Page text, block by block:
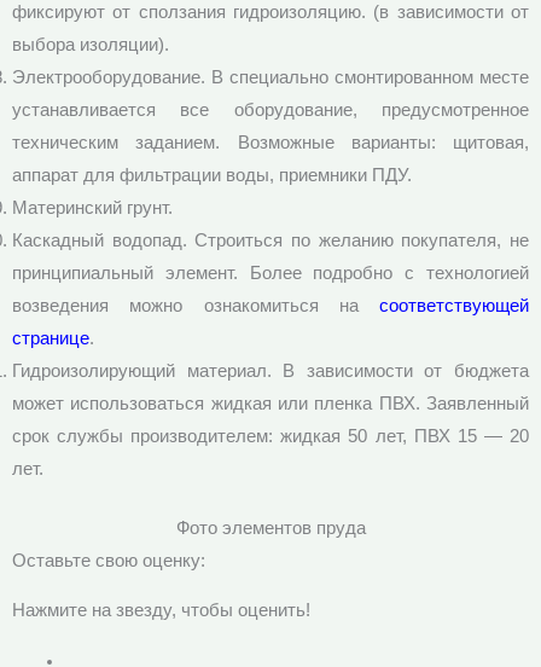
фиксируют от сползания гидроизоляцию. (в зависимости от
выбора изоляции).
Электрооборудование. В специально смонтированном месте
устанавливается все оборудование, предусмотренное
техническим заданием. Возможные варианты: щитовая,
аппарат для фильтрации воды, приемники ПДУ.
Материнский грунт.
Каскадный водопад. Строиться по желанию покупателя, не
принципиальный элемент. Более подробно с технологией
возведения можно ознакомиться на соответствующей
странице.
Гидроизолирующий материал. В зависимости от бюджета
может использоваться жидкая или пленка ПВХ. Заявленный
срок службы производителем: жидкая 50 лет, ПВХ 15 — 20
лет.
Фото элементов пруда
Оставьте свою оценку:
Нажмите на звезду, чтобы оценить!